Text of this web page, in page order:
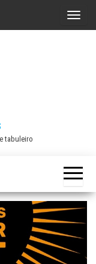
A
a
v
e
g
a
ç
tabuleiro